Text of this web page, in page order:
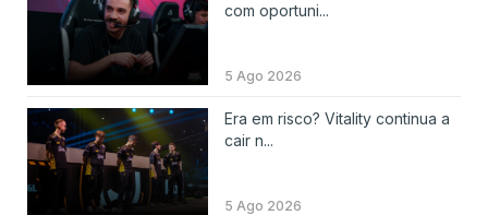
com oportuni...
5 Ago 2026
Era em risco? Vitality continua a
cair n...
5 Ago 2026